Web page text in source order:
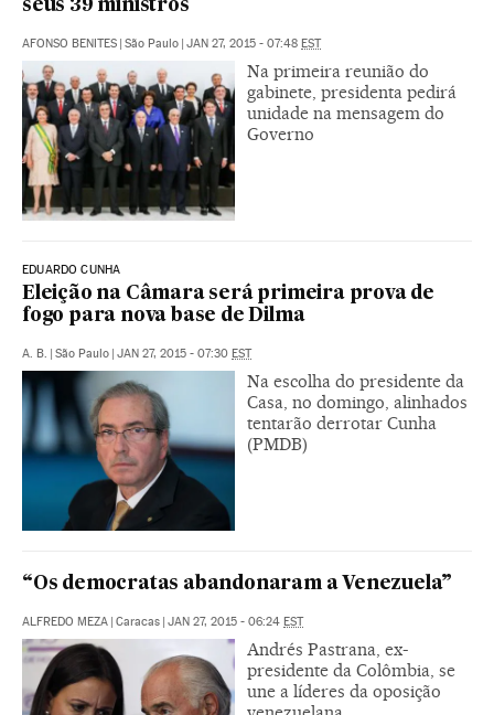
seus 39 ministros
AFONSO BENITES São Paulo JAN 27, 2015 - 07:48 EST
Na primeira reunião do
gabinete, presidenta pedirá
unidade na mensagem do
Governo
EDUARDO CUNHA
Eleição na Câmara será primeira prova de
fogo para nova base de Dilma
A. B. São Paulo JAN 27, 2015 - 07:30 EST
Na escolha do presidente da
Casa, no domingo, alinhados
tentarão derrotar Cunha
(PMDB)
“Os democratas abandonaram a Venezuela”
ALFREDO MEZA Caracas JAN 27, 2015 - 06:24 EST
Andrés Pastrana, ex-
presidente da Colômbia, se
une a líderes da oposição